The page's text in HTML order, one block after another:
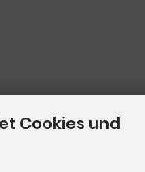
Cookies und